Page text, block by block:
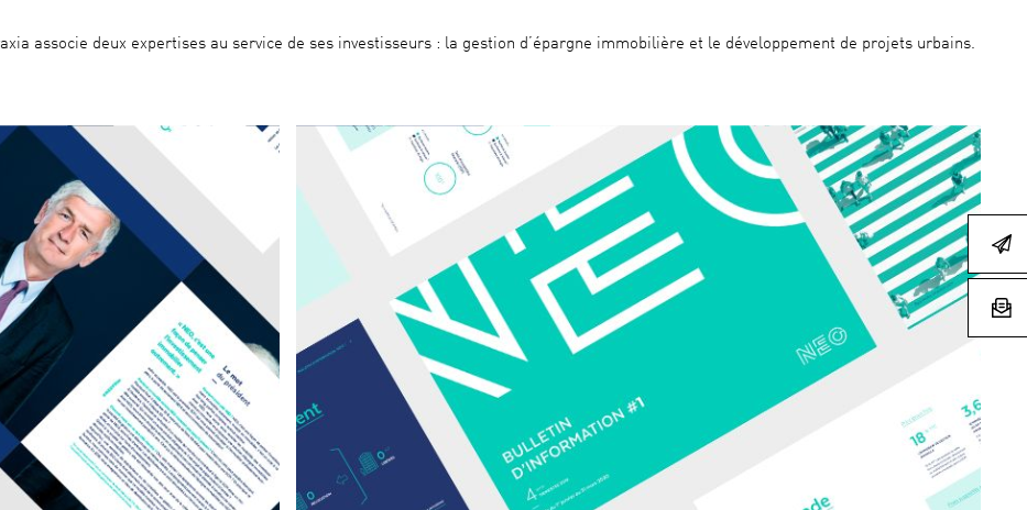
associe deux expertises au service de ses investisseurs : la gestion d’épargne immobilière et le développement de projets urbains.